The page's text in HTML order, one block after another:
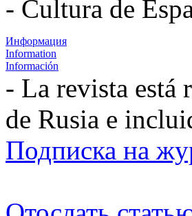
- Cultura de
Информация
Information
Información
- La revista está
de Rusia e
Подписка на